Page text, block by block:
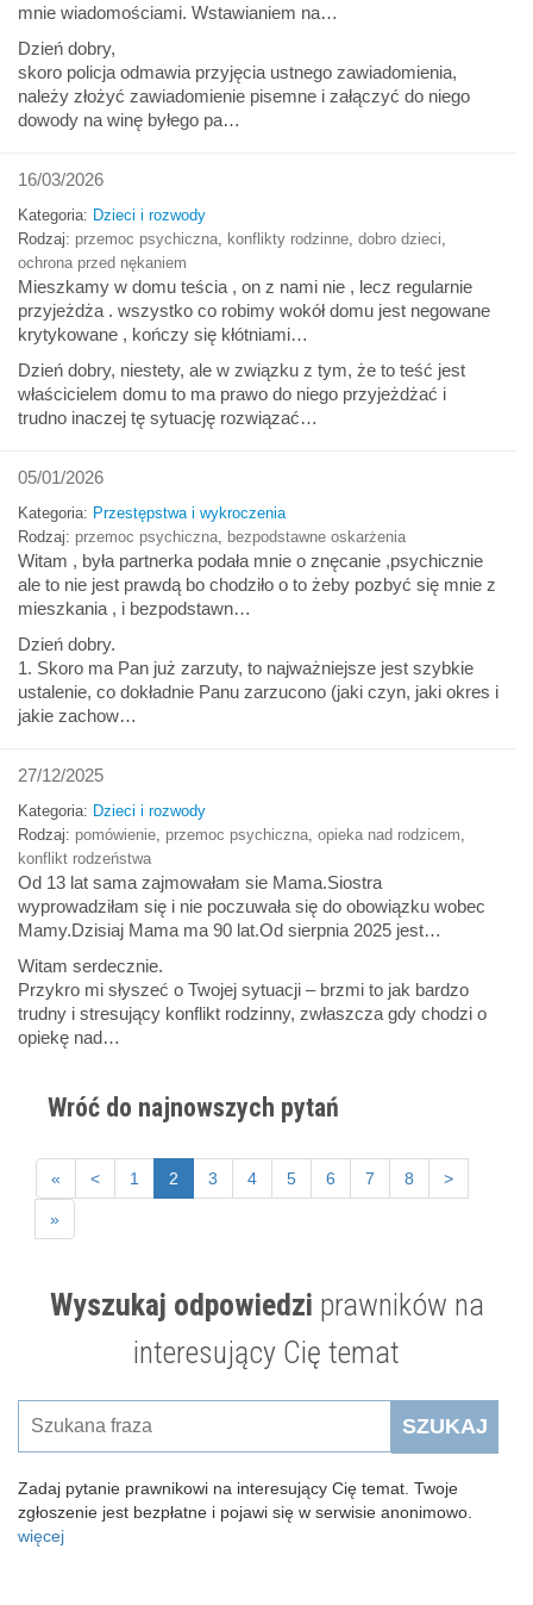
Wyszukaj odpowiedzi prawników na
interesujący Cię temat
SZUKAJ
Zadaj pytanie prawnikowi na interesujący Cię temat. Twoje
zgłoszenie jest bezpłatne i pojawi się w serwisie anonimowo.
więcej
mnie wiadomościami. Wstawianiem na…
Dzień dobry,
skoro policja odmawia przyjęcia ustnego zawiadomienia,
należy złożyć zawiadomienie pisemne i załączyć do niego
dowody na winę byłego pa…
16/03/2026
Kategoria: Dzieci i rozwody
Rodzaj: przemoc psychiczna konflikty rodzinne dobro dzieci
ochrona przed nękaniem
Mieszkamy w domu teścia , on z nami nie , lecz regularnie
przyjeżdża . wszystko co robimy wokół domu jest negowane
krytykowane , kończy się kłótniami…
Dzień dobry, niestety, ale w związku z tym, że to teść jest
właścicielem domu to ma prawo do niego przyjeżdżać i
trudno inaczej tę sytuację rozwiązać…
05/01/2026
Kategoria: Przestępstwa i wykroczenia
Rodzaj: przemoc psychiczna bezpodstawne oskarżenia
Witam , była partnerka podała mnie o znęcanie ,psychicznie
ale to nie jest prawdą bo chodziło o to żeby pozbyć się mnie z
mieszkania , i bezpodstawn…
Dzień dobry.
1. Skoro ma Pan już zarzuty, to najważniejsze jest szybkie
ustalenie, co dokładnie Panu zarzucono (jaki czyn, jaki okres i
jakie zachow…
27/12/2025
Kategoria: Dzieci i rozwody
Rodzaj: pomówienie przemoc psychiczna opieka nad rodzicem
konflikt rodzeństwa
Od 13 lat sama zajmowałam sie Mama.Siostra
wyprowadziłam się i nie poczuwała się do obowiązku wobec
Mamy.Dzisiaj Mama ma 90 lat.Od sierpnia 2025 jest…
Witam serdecznie.
Przykro mi słyszeć o Twojej sytuacji – brzmi to jak bardzo
trudny i stresujący konflikt rodzinny, zwłaszcza gdy chodzi o
opiekę nad…
Wróć do najnowszych pytań
« < 1 2 3 4 5 6 7 8 >
»